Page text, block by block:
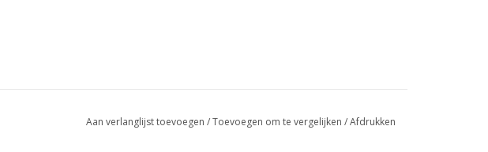
Aan verlanglijst toevoegen /Toevoegen om te vergelijken /Afdrukken